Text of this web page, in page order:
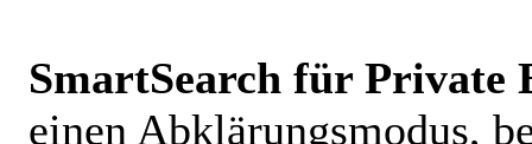
SmartSearch für Private
einen Abklärungsmodus,